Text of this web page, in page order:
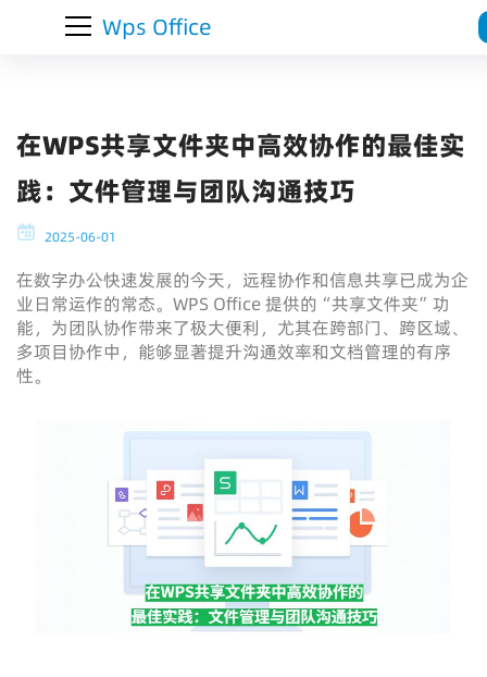
Wps Office
在WPS共享文件夹中高效协作的最佳实
践：文件管理与团队沟通技巧
2025-06-01
在数字办公快速发展的今天，远程协作和信息共享已成为企
业日常运作的常态。WPS Office 提供的“共享文件夹”功
能，为团队协作带来了极大便利，尤其在跨部门、跨区域、
多项目协作中，能够显著提升沟通效率和文档管理的有序
性。